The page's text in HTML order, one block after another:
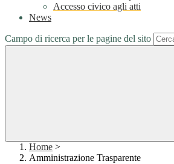
Accesso civico agli atti
News
Campo di ricerca per le pagine del sito
Home >
Amministrazione Trasparente